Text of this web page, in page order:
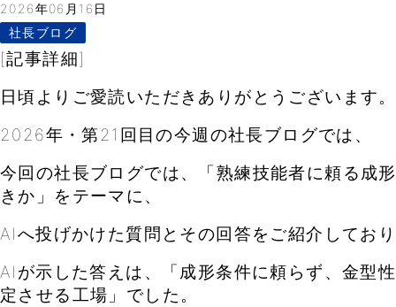
2026年06月16日
社長ブログ
[記事詳細]
日頃よりご愛読いただきありがとうございます。
2026年・第21回目の今週の社長ブログでは、
今回の社長ブログでは、「熟練技能者に頼る成
きか」をテーマに、
AIへ投げかけた質問とその回答をご紹介してお
AIが示した答えは、「成形条件に頼らず、金型
定させる工場」でした。